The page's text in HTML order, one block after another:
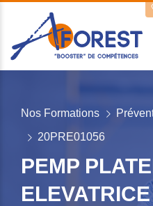
Nos Formations
20PRE01056
PEMP